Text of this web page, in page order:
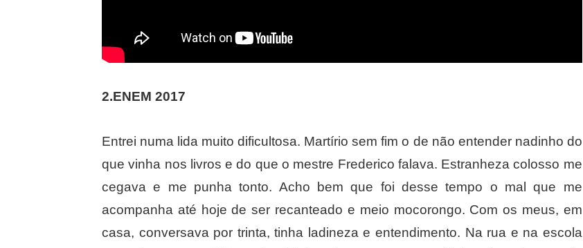
2.ENEM 2017
Entrei numa lida muito dificultosa. Martírio sem fim o de não entender nadinho do
que vinha nos livros e do que o mestre Frederico falava. Estranheza colosso me
cegava e me punha tonto. Acho bem que foi desse tempo o mal que me
acompanha até hoje de ser recanteado e meio mocorongo. Com os meus, em
casa, conversava por trinta, tinha ladineza e entendimento. Na rua e na escola